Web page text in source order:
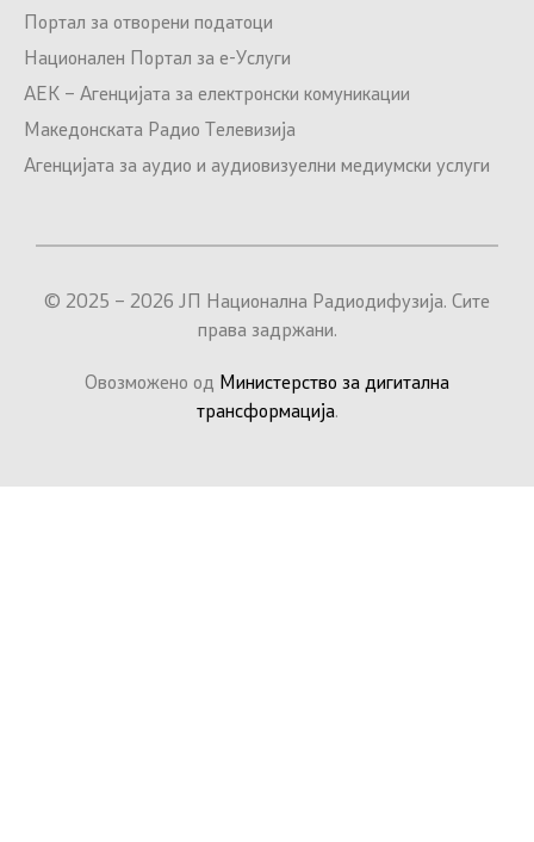
Портал за отворени податоци
Национален Портал за е-Услуги
АЕК – Агенцијата за електронски комуникации
Македонската Радио Телевизија
Агенцијата за аудио и аудиовизуелни медиумски услуги
© 2025 – 2026 ЈП Национална Радиодифузија. Сите
права задржани.
Овозможено од Министерство за дигитална
трансформација.